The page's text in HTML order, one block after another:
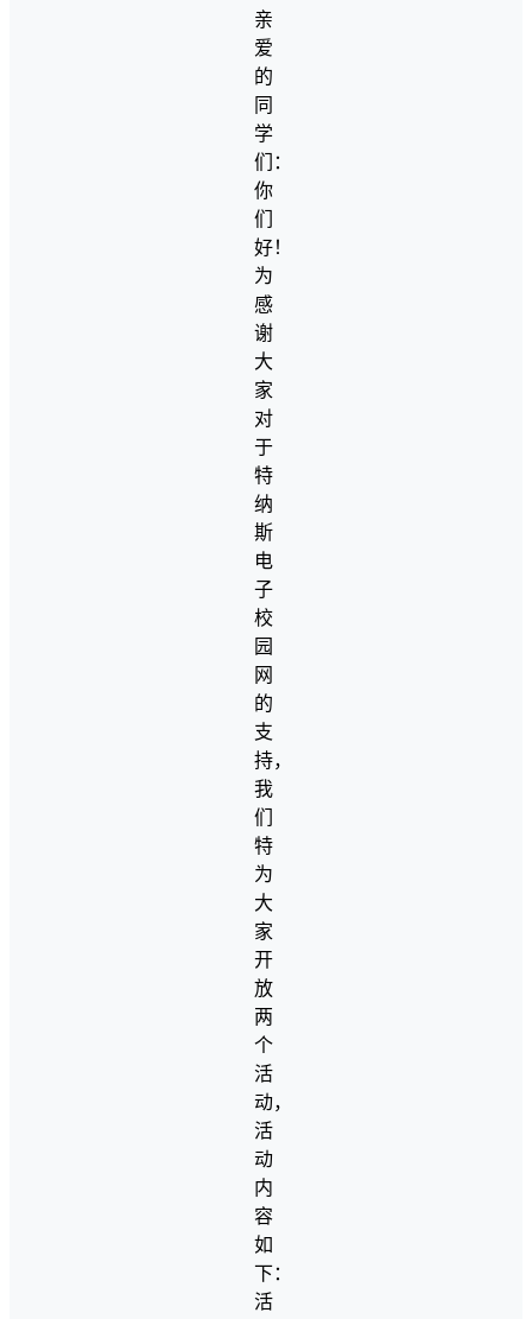
亲
爱
的
同
学
们：
你
们
好！
为
感
谢
大
家
对
于
特
纳
斯
电
子
校
园
网
的
支
持，
我
们
特
为
大
家
开
放
两
个
活
动，
活
动
内
容
如
下：
活